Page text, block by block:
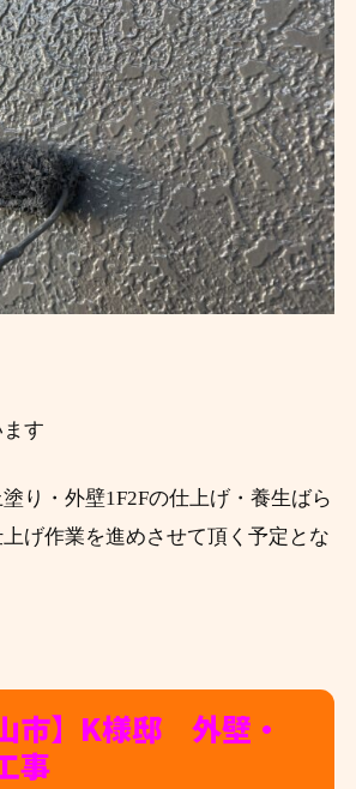
す
り・外壁1F2Fの仕上げ・養生ばら
げ作業を進めさせて頂く予定とな
市】K様邸 外壁・
事